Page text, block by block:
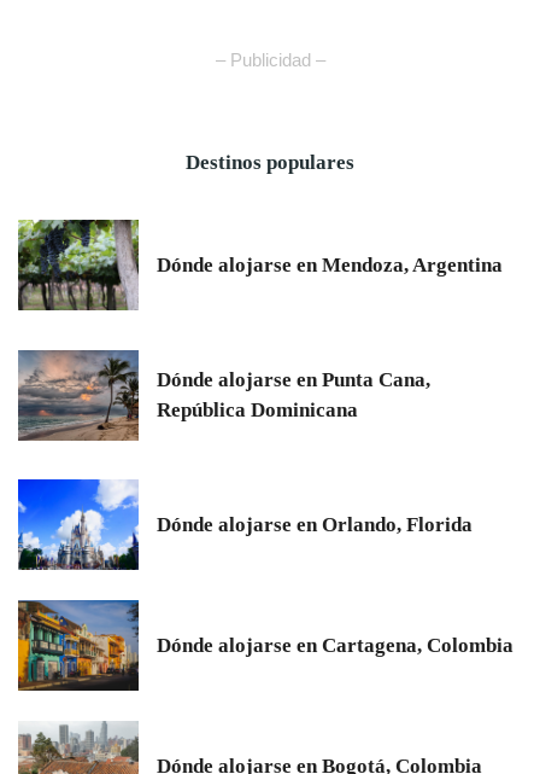
– Publicidad –
Destinos populares
Dónde alojarse en Mendoza, Argentina
Dónde alojarse en Punta Cana,
República Dominicana
Dónde alojarse en Orlando, Florida
Dónde alojarse en Cartagena, Colombia
Dónde alojarse en Bogotá, Colombia